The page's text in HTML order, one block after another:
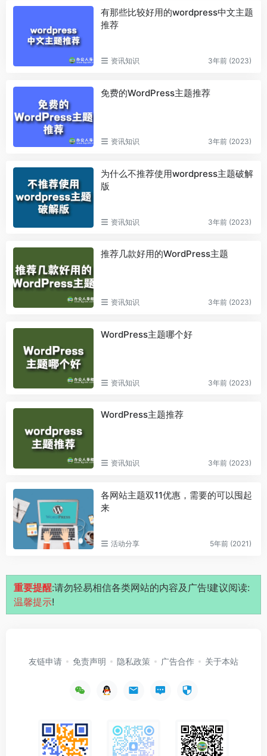
有那些比较好用的wordpress中文主题
推荐
资讯知识 3年前 (2023)
免费的WordPress主题推荐
资讯知识 3年前 (2023)
为什么不推荐使用wordpress主题破解
版
资讯知识 3年前 (2023)
推荐几款好用的WordPress主题
资讯知识 3年前 (2023)
WordPress主题哪个好
资讯知识 3年前 (2023)
WordPress主题推荐
资讯知识 3年前 (2023)
各网站主题双11优惠，需要的可以囤起
来
活动分享 5年前 (2021)
重要提醒:请勿轻易相信各类网站的内容及广告!建议阅读:
温馨提示!
友链申请 免责声明 隐私政策 广告合作 关于本站